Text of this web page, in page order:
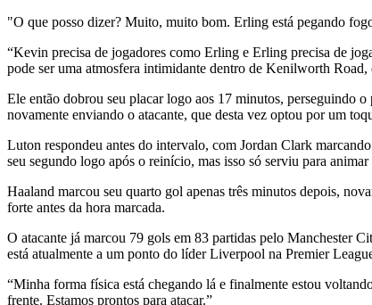
"O que posso dizer? Muito, muito bom. Erling está pegando
“Kevin precisa de jogadores como Erling e Erling precisa de
pode ser uma atmosfera intimidante dentro de Kenilworth
Ele então dobrou seu placar logo aos 17 minutos, perseguindo
novamente enviando o atacante, que desta vez optou por um
Luton respondeu antes do intervalo, com Jordan Clark
seu segundo logo após o reinício, mas isso só serviu para
Haaland marcou seu quarto gol apenas três minutos depois,
forte antes da hora marcada.
O atacante já marcou 79 gols em 83 partidas pelo Manchester
está atualmente a um ponto do líder Liverpool na Premier
“Minha forma física está chegando lá e finalmente estou
frente. Estamos prontos para atacar.”